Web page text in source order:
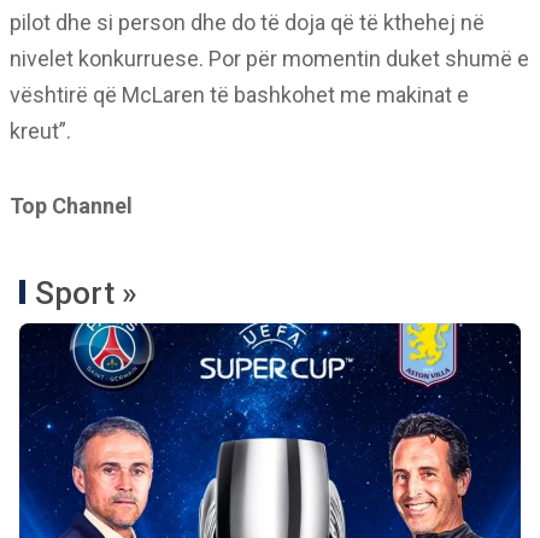
pilot dhe si person dhe do të doja që të kthehej në
nivelet konkurruese. Por për momentin duket shumë e
vështirë që McLaren të bashkohet me makinat e
kreut”.
Top Channel
Sport »